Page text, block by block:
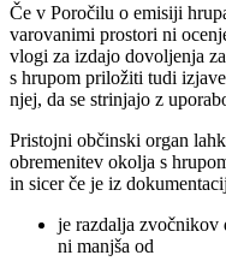
Če v Poročilu o emisiji
varovanimi prostori ni
vlogi za izdajo dovoljenja
s hrupom priložiti tudi
njej, da se strinjajo z
Pristojni občinski organ
obremenitev okolja s
in sicer če je iz
je razdalja zvočnikov
ni manjša od